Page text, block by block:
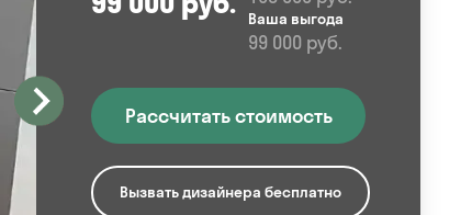
Ваша выгода
99 000 руб.
Рассчитать стоимость
Вызвать дизайнера бесплатно